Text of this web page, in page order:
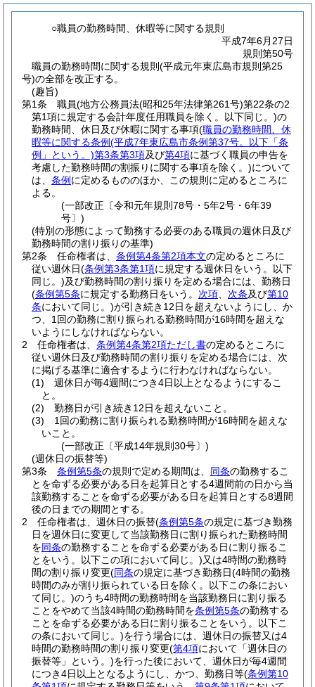
○職員の勤務時間、休暇等に関する規則
平成7年6月27日
規則第50号
職員の勤務時間に関する規則(平成元年東広島市規則第25
号)の全部を改正する。
(趣旨)
第1条
職員(地方公務員法(昭和25年法律第261号)第22条の2
第1項に規定する会計年度任用職員を除く。以下同じ。)の
勤務時間、休日及び休暇に関する事項(職員の勤務時間、休
暇等に関する条例(平成7年東広島市条例第37号。以下「条
例」という。)第3条第3項及び第4項に基づく職員の申告を
考慮した勤務時間の割振りに関する事項を除く。)について
は、 条例 に定めるもののほか、この規則に定めるところに
よる。
(一部改正〔令和元年規則78号・5年2号・6年39
号〕)
(特別の形態によって勤務する必要のある職員の週休日及び
勤務時間の割り振りの基準)
第2条
任命権者は、 条例第4条第2項本文の定めるところに
従い週休日(条例第3条第1項に規定する週休日をいう。以下
同じ。)及び勤務時間の割り振りを定める場合には、勤務日
(条例第5条に規定する勤務日をいう。 次項 次条及び第10
条において同じ。)が引き続き12日を超えないようにし、か
つ、1回の勤務に割り振られる勤務時間が16時間を超えな
いようにしなければならない。
2
任命権者は、 条例第4条第2項ただし書の定めるところに
従い週休日及び勤務時間の割り振りを定める場合には、次
に掲げる基準に適合するように行わなければならない。
(1)
週休日が毎4週間につき4日以上となるようにするこ
と。
(2)
勤務日が引き続き12日を超えないこと。
(3)
1回の勤務に割り振られる勤務時間が16時間を超えな
いこと。
(一部改正〔平成14年規則30号〕)
(週休日の振替等)
第3条
条例第5条の規則で定める期間は、 同条の勤務するこ
とを命ずる必要がある日を起算日とする4週間前の日から当
該勤務することを命ずる必要がある日を起算日とする8週間
後の日までの期間とする。
2
任命権者は、週休日の振替(条例第5条の規定に基づき勤務
日を週休日に変更して当該勤務日に割り振られた勤務時間
を同条の勤務することを命ずる必要がある日に割り振るこ
とをいう。以下この項において同じ。)又は4時間の勤務時
間の割り振り変更(同条の規定に基づき勤務日(4時間の勤務
時間のみが割り振られている日を除く。以下この条におい
て同じ。)のうち4時間の勤務時間を当該勤務日に割り振る
ことをやめて当該4時間の勤務時間を条例第5条の勤務する
ことを命ずる必要がある日に割り振ることをいう。以下こ
の条において同じ。)を行う場合には、週休日の振替又は4
時間の勤務時間の割り振り変更(第4項において「週休日の
振替等」という。)を行った後において、週休日が毎4週間
につき4日以上となるようにし、かつ、勤務日等(条例第10